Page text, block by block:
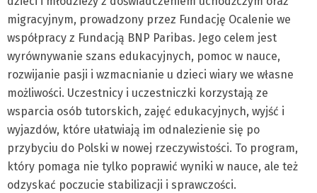
migracyjnym, prowadzony przez Fundację Ocalenie we
współpracy z Fundacją BNP Paribas. Jego celem jest
wyrównywanie szans edukacyjnych, pomoc w nauce,
rozwijanie pasji i wzmacnianie u dzieci wiary we własne
możliwości. Uczestnicy i uczestniczki korzystają ze
wsparcia osób tutorskich, zajęć edukacyjnych, wyjść i
wyjazdów, które ułatwiają im odnalezienie się po
przybyciu do Polski w nowej rzeczywistości. To program,
który pomaga nie tylko poprawić wyniki w nauce, ale też
odzyskać poczucie stabilizacji i sprawczości.